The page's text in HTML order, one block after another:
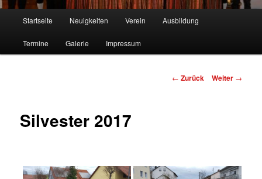
Startseite Neuigkeiten Verein Ausbildung
Termine Galerie Impressum
Beitragsnavigation
← Zurück Weiter →
Silvester 2017